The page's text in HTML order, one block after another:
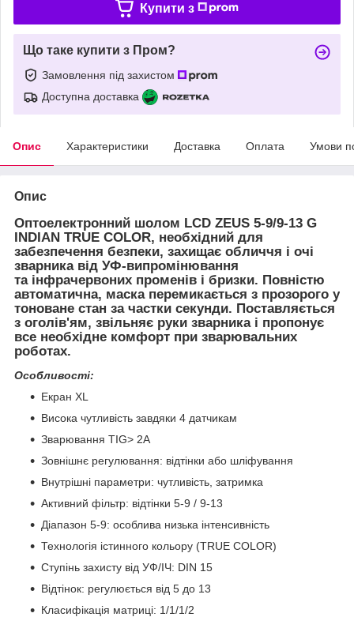
Купити з
Що таке купити з Пром?
Замовлення під захистом
Доступна доставка
Опис Характеристики Доставка Оплата Умови
Опис
Оптоелектронний шолом LCD ZEUS 5-9/9-13 G
INDIAN TRUE COLOR, необхідний для
забезпечення безпеки, захищає обличчя і очі
зварника від УФ-випромінювання
та інфрачервоних променів і бризки. Повністю
автоматична, маска перемикається з прозорого у
тоноване стан за частки секунди. Поставляється
з оголів'ям, звільняє руки зварника і пропонує
все необхідне комфорт при зварювальних
роботах.
Особливості:
Екран XL
Висока чутливість завдяки 4 датчикам
Зварювання TIG> 2A
Зовнішнє регулювання: відтінки або шліфування
Внутрішні параметри: чутливість, затримка
Активний фільтр: відтінки 5-9 / 9-13
Діапазон 5-9: особлива низька інтенсивність
Технологія істинного кольору (TRUE COLOR)
Ступінь захисту від УФ/ІЧ: DIN 15
Відтінок: регулюється від 5 до 13
Класифікація матриці: 1/1/1/2